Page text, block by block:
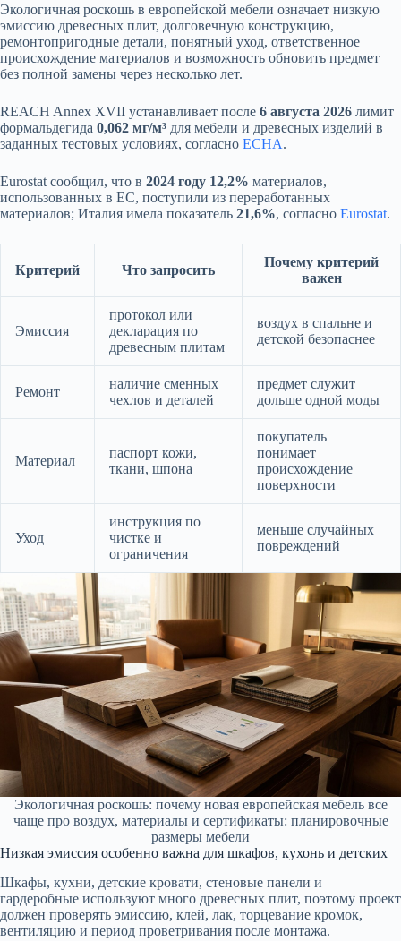
Экологичная роскошь в европейской мебели означает низкую
эмиссию древесных плит, долговечную конструкцию,
ремонтопригодные детали, понятный уход, ответственное
происхождение материалов и возможность обновить предмет
без полной замены через несколько лет.
REACH Annex XVII устанавливает после 6 августа 2026 лимит
формальдегида 0,062 мг/м³ для мебели и древесных изделий в
заданных тестовых условиях, согласно ECHA.
Eurostat сообщил, что в 2024 году 12,2% материалов,
использованных в ЕС, поступили из переработанных
материалов; Италия имела показатель 21,6%, согласно Eurostat.
Критерий Что запросить
Почему критерий
важен
Эмиссия
протокол или
декларация по
древесным плитам
воздух в спальне и
детской безопаснее
Ремонт
наличие сменных
чехлов и деталей
предмет служит
дольше одной моды
Материал
паспорт кожи,
ткани, шпона
покупатель
понимает
происхождение
поверхности
Уход
инструкция по
чистке и
ограничения
меньше случайных
повреждений
Экологичная роскошь: почему новая европейская мебель все
чаще про воздух, материалы и сертификаты: планировочные
размеры мебели
Низкая эмиссия особенно важна для шкафов, кухонь и детских
Шкафы, кухни, детские кровати, стеновые панели и
гардеробные используют много древесных плит, поэтому проект
должен проверять эмиссию, клей, лак, торцевание кромок,
вентиляцию и период проветривания после монтажа.